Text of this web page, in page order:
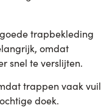
trapbekleding
omdat
snel te verslijten.
trappen vaak vuil
doek.